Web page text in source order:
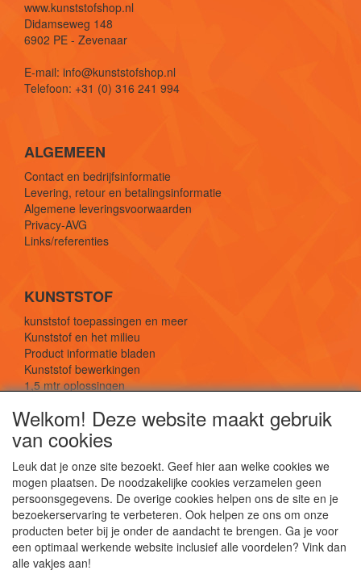
www.kunststofshop.nl
Didamseweg 148
6902 PE - Zevenaar
E-mail: info@kunststofshop.nl
Telefoon: +31 (0) 316 241 994
ALGEMEEN
Contact en bedrijfsinformatie
Levering, retour en betalingsinformatie
Algemene leveringsvoorwaarden
Privacy-AVG
Links/referenties
KUNSTSTOF
kunststof toepassingen en meer
Kunststof en het milieu
Product informatie bladen
Kunststof bewerkingen
1,5 mtr oplossingen
SOCIALE MEDIA
De webshop voor kunststof platen, folies, buizen
Welkom! Deze website maakt gebruik
van cookies
Leuk dat je onze site bezoekt. Geef hier aan welke cookies we
mogen plaatsen. De noodzakelijke cookies verzamelen geen
persoonsgegevens. De overige cookies helpen ons de site en je
bezoekerservaring te verbeteren. Ook helpen ze ons om onze
producten beter bij je onder de aandacht te brengen. Ga je voor
een optimaal werkende website inclusief alle voordelen? Vink dan
alle vakjes aan!